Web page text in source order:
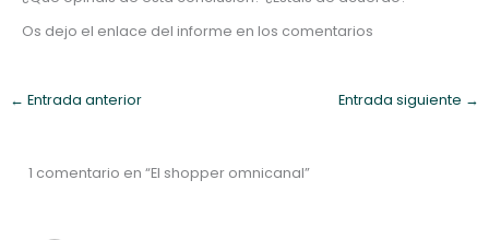
Os dejo el enlace del informe en los comentarios
← Entrada anterior Entrada siguiente →
1 comentario en “El shopper omnicanal”